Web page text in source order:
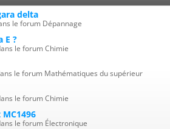
delta
le forum Dépannage
E ?
le forum Chimie
le forum Mathématiques du supérieur
le forum Chimie
le forum Électronique